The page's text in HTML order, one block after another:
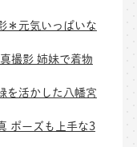
＊元気いっぱいな
撮影 姉妹で着物
を活かした八幡宮
ポーズも上手な3